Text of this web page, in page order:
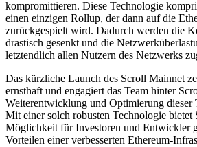
kompromittieren. Diese Technologie
einen einzigen Rollup, der dann auf die
zurückgespielt wird. Dadurch werden die
drastisch gesenkt und die
letztendlich allen Nutzern des Netzwerks
Das kürzliche Launch des Scroll Mainnet
ernsthaft und engagiert das Team hinter
Weiterentwicklung und Optimierung dieser
Mit einer solch robusten Technologie bietet
Möglichkeit für Investoren und Entwickler
Vorteilen einer verbesserten Ethereum-